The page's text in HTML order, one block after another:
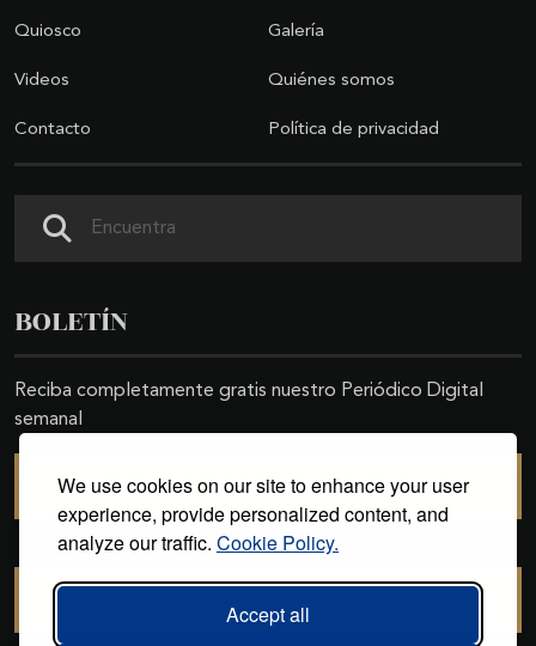
We use cookies on our site to enhance your user
experience, provide personalized content, and
analyze our traffic. Cookie Policy.
Accept all
Quiosco Galería
Videos Quiénes somos
Contacto Política de privacidad
BOLETÍN
Reciba completamente gratis nuestro Periódico Digital
semanal
SUSCRIBIRSE